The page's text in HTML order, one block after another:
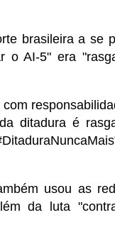
brasileira a se
o AI-5" era
ditadura é
usou as
da luta